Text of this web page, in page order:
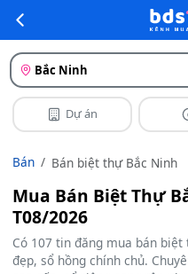
Bắc Ninh
Dự án
Bán Bán biệt thự Bắc Ninh
Mua Bán Biệt Thự
T08/2026
Có 107 tin đăng mua bán
đẹp, sổ hồng chính chủ.